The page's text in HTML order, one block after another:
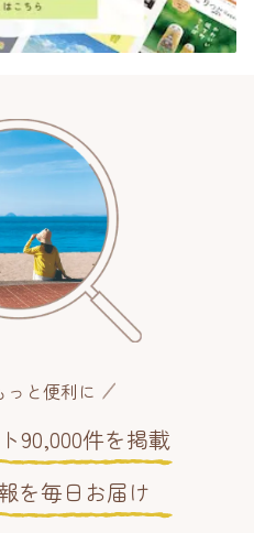
っと便利に
90,000件を掲載
を毎日お届け